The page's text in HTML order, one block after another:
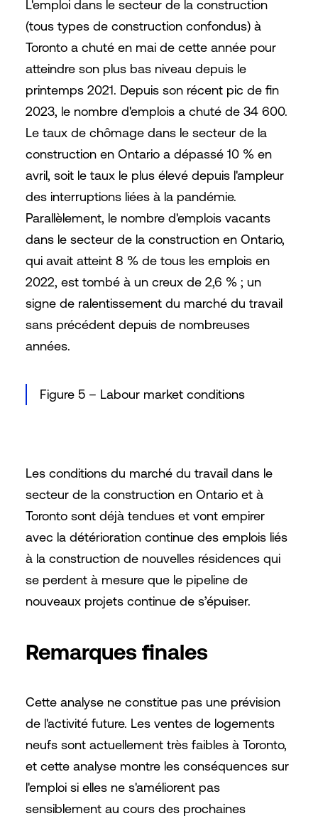
L'emploi dans le secteur de la construction
(tous types de construction confondus) à
Toronto a chuté en mai de cette année pour
atteindre son plus bas niveau depuis le
printemps 2021. Depuis son récent pic de fin
2023, le nombre d'emplois a chuté de 34 600.
Le taux de chômage dans le secteur de la
construction en Ontario a dépassé 10 % en
avril, soit le taux le plus élevé depuis l'ampleur
des interruptions liées à la pandémie.
Parallèlement, le nombre d'emplois vacants
dans le secteur de la construction en Ontario,
qui avait atteint 8 % de tous les emplois en
2022, est tombé à un creux de 2,6 % ; un
signe de ralentissement du marché du travail
sans précédent depuis de nombreuses
années.
Figure 5 – Labour market conditions
Les conditions du marché du travail dans le
secteur de la construction en Ontario et à
Toronto sont déjà tendues et vont empirer
avec la détérioration continue des emplois liés
à la construction de nouvelles résidences qui
se perdent à mesure que le pipeline de
nouveaux projets continue de s’épuiser.
Remarques finales
Cette analyse ne constitue pas une prévision
de l'activité future. Les ventes de logements
neufs sont actuellement très faibles à Toronto,
et cette analyse montre les conséquences sur
l'emploi si elles ne s'améliorent pas
sensiblement au cours des prochaines